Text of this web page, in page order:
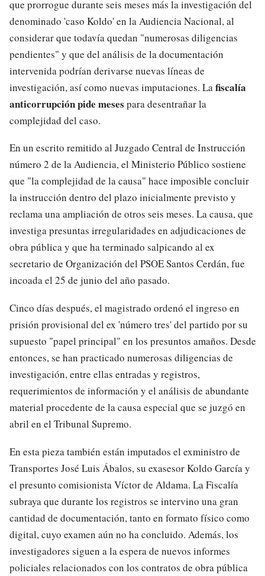
que prorrogue durante seis meses más la investigación del
denominado 'caso Koldo' en la Audiencia Nacional, al
considerar que todavía quedan "numerosas diligencias
pendientes" y que del análisis de la documentación
intervenida podrían derivarse nuevas líneas de
investigación, así como nuevas imputaciones. Lafiscalía
anticorrupción pide meses para desentrañar la
complejidad del caso.
En un escrito remitido al Juzgado Central de Instrucción
número 2 de la Audiencia, el Ministerio Público sostiene
que "la complejidad de la causa" hace imposible concluir
la instrucción dentro del plazo inicialmente previsto y
reclama una ampliación de otros seis meses. La causa, que
investiga presuntas irregularidades en adjudicaciones de
obra pública y que ha terminado salpicando al ex
secretario de Organización del PSOE Santos Cerdán, fue
incoada el 25 de junio del año pasado.
Cinco días después, el magistrado ordenó el ingreso en
prisión provisional del ex 'número tres' del partido por su
supuesto "papel principal" en los presuntos amaños. Desde
entonces, se han practicado numerosas diligencias de
investigación, entre ellas entradas y registros,
requerimientos de información y el análisis de abundante
material procedente de la causa especial que se juzgó en
abril en el Tribunal Supremo.
En esta pieza también están imputados el exministro de
Transportes José Luis Ábalos, su exasesor Koldo García y
el presunto comisionista Víctor de Aldama. La Fiscalía
subraya que durante los registros se intervino una gran
cantidad de documentación, tanto en formato físico como
digital, cuyo examen aún no ha concluido. Además, los
investigadores siguen a la espera de nuevos informes
policiales relacionados con los contratos de obra pública